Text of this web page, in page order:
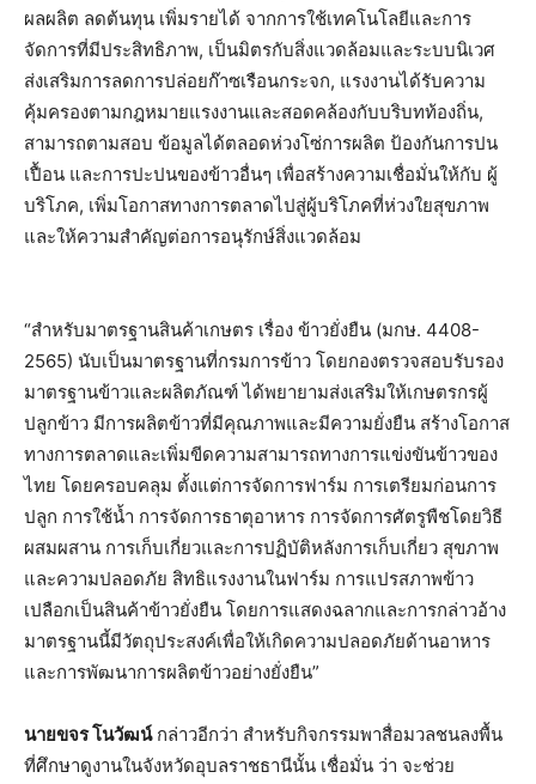
ผลผลิต ลดต้นทุน เพิ่มรายได้ จากการใช้เทคโนโลยีและการ
จัดการที่มีประสิทธิภาพ, เป็นมิตรกับสิ่งแวดล้อมและระบบนิเวศ
ส่งเสริมการลดการปล่อยก๊าซเรือนกระจก, แรงงานได้รับความ
คุ้มครองตามกฎหมายแรงงานและสอดคล้องกับบริบทท้องถิ่น,
สามารถตามสอบ ข้อมูลได้ตลอดห่วงโซ่การผลิต ป้องกันการปน
เปื้อน และการปะปนของข้าวอื่นๆ เพื่อสร้างความเชื่อมั่นให้กับ ผู้
บริโภค, เพิ่มโอกาสทางการตลาดไปสู่ผู้บริโภคที่ห่วงใยสุขภาพ
และให้ความสำคัญต่อการอนุรักษ์สิ่งแวดล้อม
“สำหรับมาตรฐานสินค้าเกษตร เรื่อง ข้าวยั่งยืน (มกษ. 4408-
2565) นับเป็นมาตรฐานที่กรมการข้าว โดยกองตรวจสอบรับรอง
มาตรฐานข้าวและผลิตภัณฑ์ ได้พยายามส่งเสริมให้เกษตรกรผู้
ปลูกข้าว มีการผลิตข้าวที่มีคุณภาพและมีความยั่งยืน สร้างโอกาส
ทางการตลาดและเพิ่มขีดความสามารถทางการแข่งขันข้าวของ
ไทย โดยครอบคลุม ตั้งแต่การจัดการฟาร์ม การเตรียมก่อนการ
ปลูก การใช้น้ำ การจัดการธาตุอาหาร การจัดการศัตรูพืชโดยวิธี
ผสมผสาน การเก็บเกี่ยวและการปฏิบัติหลังการเก็บเกี่ยว สุขภาพ
และความปลอดภัย สิทธิแรงงานในฟาร์ม การแปรสภาพข้าว
เปลือกเป็นสินค้าข้าวยั่งยืน โดยการแสดงฉลากและการกล่าวอ้าง
มาตรฐานนี้มีวัตถุประสงค์เพื่อให้เกิดความปลอดภัยด้านอาหาร
และการพัฒนาการผลิตข้าวอย่างยั่งยืน”
นายขจร โนวัฒน์กล่าวอีกว่า สำหรับกิจกรรมพาสื่อมวลชนลงพื้น
ที่ศึกษาดูงานในจังหวัดอุบลราชธานีนั้น เชื่อมั่น ว่า จะช่วย